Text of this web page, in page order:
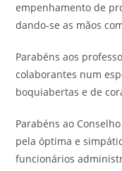
empenhamento de
dando-se as mãos
Parabéns aos
colaborantes num
boquiabertas e de
Parabéns ao
pela óptima e
funcionários